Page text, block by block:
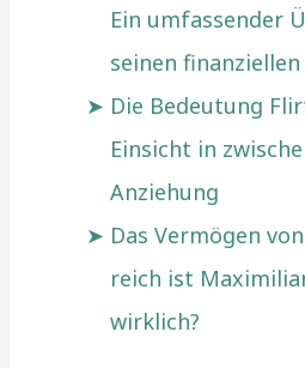
Ein umfassender
seinen
Die Bedeutung
Einsicht in
Anziehung
Das Vermögen
reich ist
wirklich?